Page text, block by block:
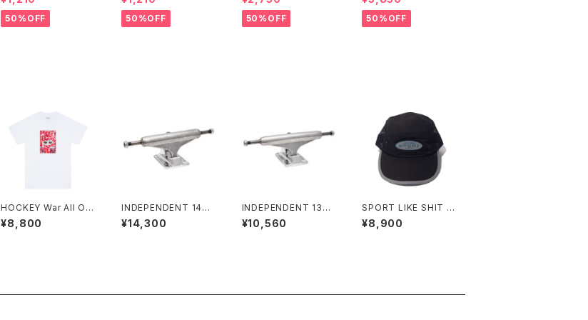
50%OFF 50%OFF 50%OFF 50%OFF
HOCKEY War All Ov
er Tee ホワイト
¥8,800
INDEPENDENT 144
STAGE 11 FORGED H
OLLOW SILVER STA
ケートボード トラック
¥14,300
INDEPENDENT 139
STAGE 11 POLISHED
SKATEBOARD TRUC
¥10,560
SPORT LIKE SHIT L
ONG BILL JET CAP
¥8,900